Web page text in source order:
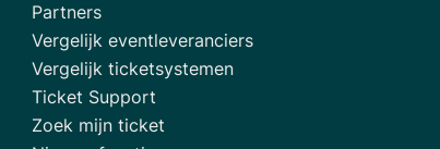
Partners
Vergelijk eventleveranciers
Vergelijk ticketsystemen
Ticket Support
Zoek mijn ticket